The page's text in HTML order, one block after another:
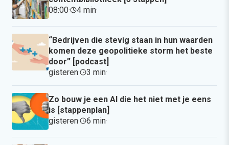
08:00· 4 min·
“Bedrijven die stevig staan in hun waarden
komen deze geopolitieke storm het beste
door” [podcast]
gisteren· 3 min·
Zo bouw je een AI die het niet met je eens
is [stappenplan]
gisteren· 6 min·